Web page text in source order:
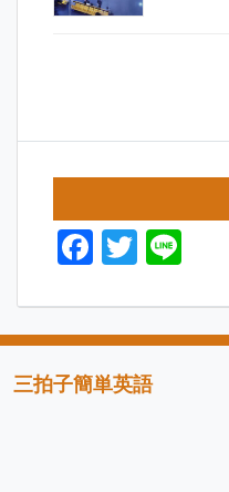
F
c
e
b
T
itt
er
e
三拍子簡単英語